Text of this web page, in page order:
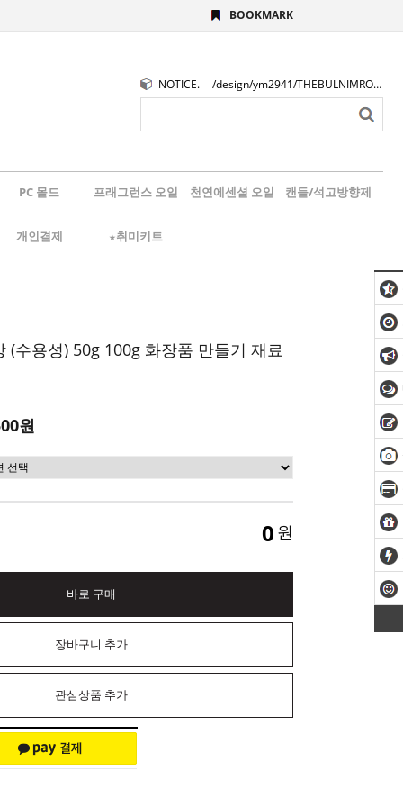
BOOKMARK
NOTICE. /design/ym2941/THEBULNIMROGO.png
PC 몰드 프래그런스 오일 천연에센셜 오일 캔들/석고방향제
개인결제 ★취미키트
(수용성) 50g 100g 화장품 만들기 재료
원
0 원
바로 구매
장바구니 추가
관심상품 추가